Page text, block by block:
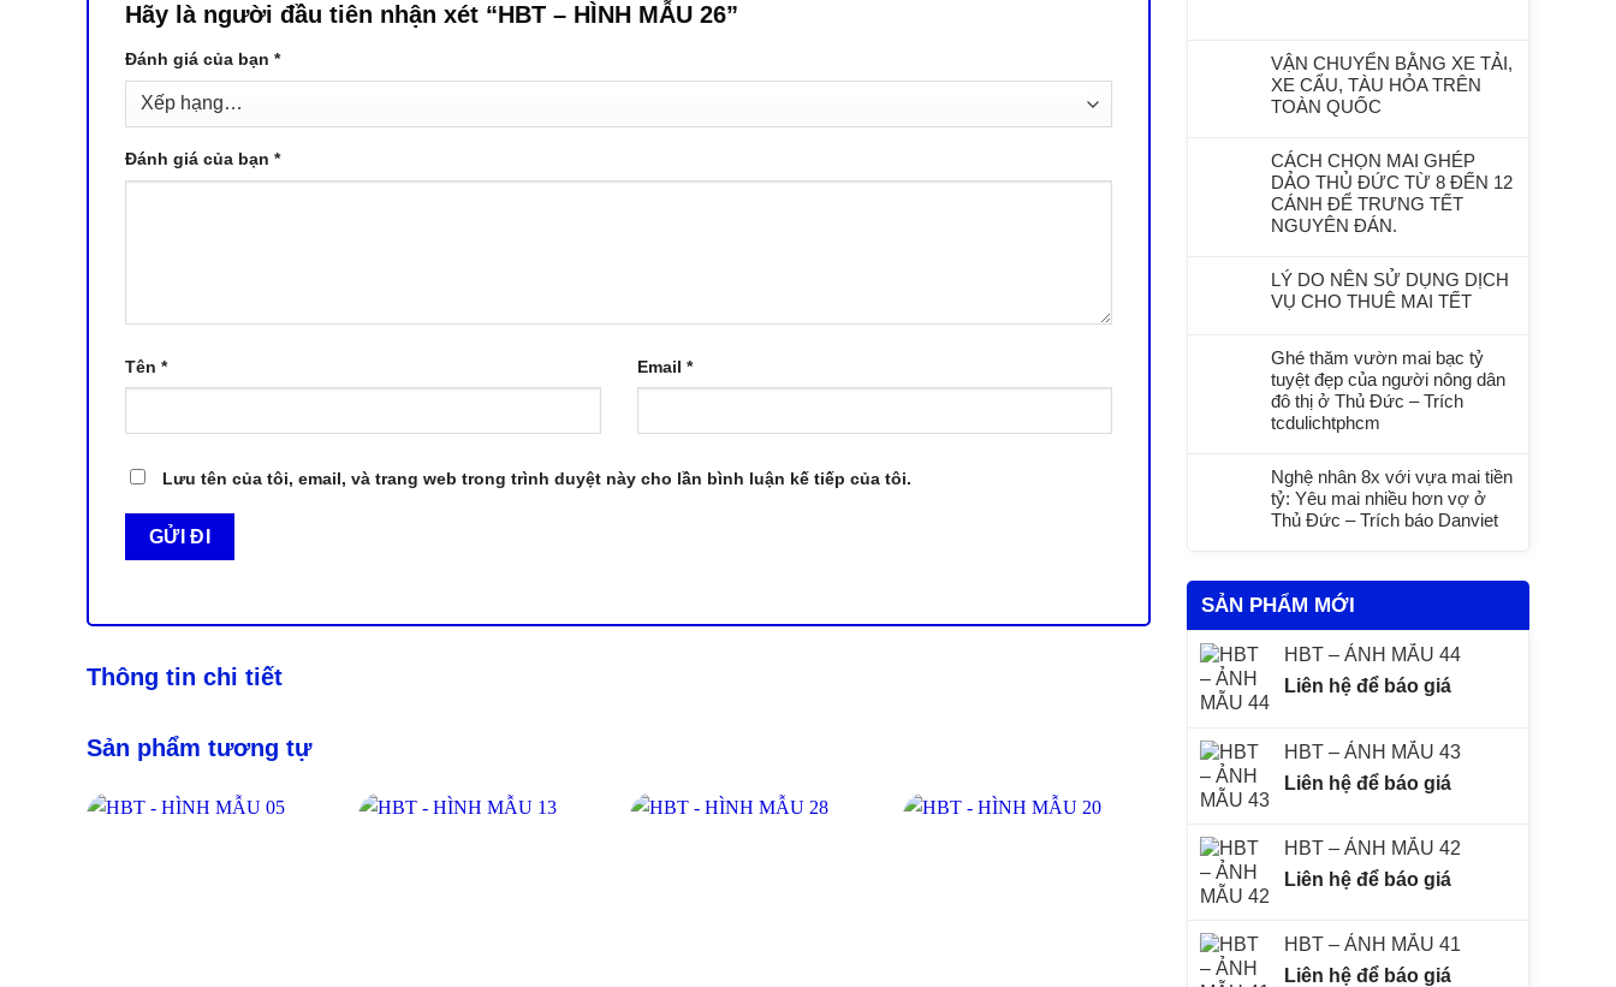
VẬN CHUYỂN BẰNG XE TẢI,
XE CẨU, TÀU HỎA TRÊN
TOÀN QUỐC
CÁCH CHỌN MAI GHÉP
DẢO THỦ ĐỨC TỪ 8 ĐẾN 12
CÁNH ĐỂ TRƯNG TẾT
NGUYÊN ĐÁN.
LÝ DO NÊN SỬ DỤNG DỊCH
VỤ CHO THUÊ MAI TẾT
Ghé thăm vườn mai bạc tỷ
tuyệt đẹp của người nông dân
đô thị ở Thủ Đức – Trích
tcdulichtphcm
Nghệ nhân 8x với vựa mai tiền
tỷ: Yêu mai nhiều hơn vợ ở
Thủ Đức – Trích báo Danviet
SẢN PHẨM MỚI
HBT – ẢNH MẪU 44
Liên hệ để báo giá
HBT – ẢNH MẪU 43
Liên hệ để báo giá
HBT – ẢNH MẪU 42
Liên hệ để báo giá
HBT – ẢNH MẪU 41
Liên hệ để báo giá
Hãy là người đầu tiên nhận xét “HBT – HÌNH MẪU 26”
Đánh giá của bạn *
Đánh giá của bạn *
Tên * Email *
Lưu tên của tôi, email, và trang web trong trình duyệt này cho lần bình luận kế tiếp của tôi.
Thông tin chi tiết
Sản phẩm tương tự